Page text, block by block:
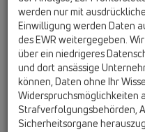
ausdrücklich
HL Hutterer &
ausschließlich
II. Angebot,
Unsere
gelten erst als
werden nur mit
Einwilligung werden Daten
des EWR weitergegeben.
über ein niedrigeres
und dort ansässige
können, Daten ohne Ihr
Widerspruchsmöglichkeiten
Strafverfolgungsbehörden,
Sicherheitsorgane